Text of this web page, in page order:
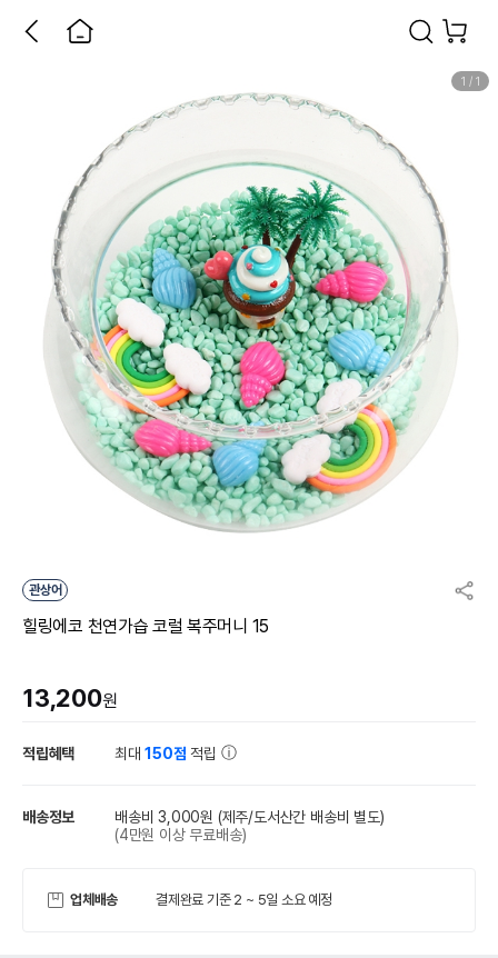
1 / 1
관상어
힐링에코 천연가습 코럴 복주머니 15
13,200원
적립혜택 최대150점 적립
배송정보 배송비 3,000원 (제주/도서산간 배송비 별도)
(4만원 이상 무료배송)
업체배송 결제완료 기준 2 ~ 5일 소요 예정